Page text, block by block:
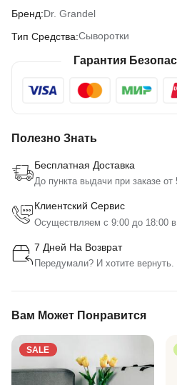
Бренд:Dr. Grandel
Тип Средства:Сыворотки
Гарантия
Полезно Знать
Бесплатная Доставка
До пункта выдачи при заказе от
Клиентский Сервис
Осуществляем с 9:00 до 18:00 в
7 Дней На Возврат
Передумали? И хотите
Вам Может Понравится
SALE